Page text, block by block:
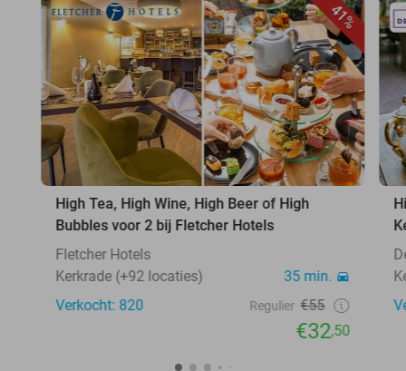
41%
High Tea, High Wine, High Beer of High
Bubbles voor 2 bij Fletcher Hotels
Fletcher Hotels
Kerkrade (+92 locaties)
35 min.
Verkocht: 820
Regulier €55
€32,50